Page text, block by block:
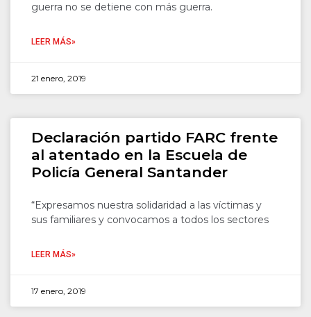
guerra no se detiene con más guerra.
LEER MÁS»
21 enero, 2019
Declaración partido FARC frente
al atentado en la Escuela de
Policía General Santander
“Expresamos nuestra solidaridad a las víctimas y
sus familiares y convocamos a todos los sectores
LEER MÁS»
17 enero, 2019